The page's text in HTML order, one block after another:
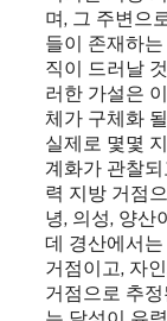
며, 그 주변으
들이 존재하
직이 드러날
러한 가설은
체가 구체화
실제로 몇몇
계화가 관찰
력 지방 거점
녕, 의성, 양산
데 경산에서는
거점이고, 자
거점으로 추